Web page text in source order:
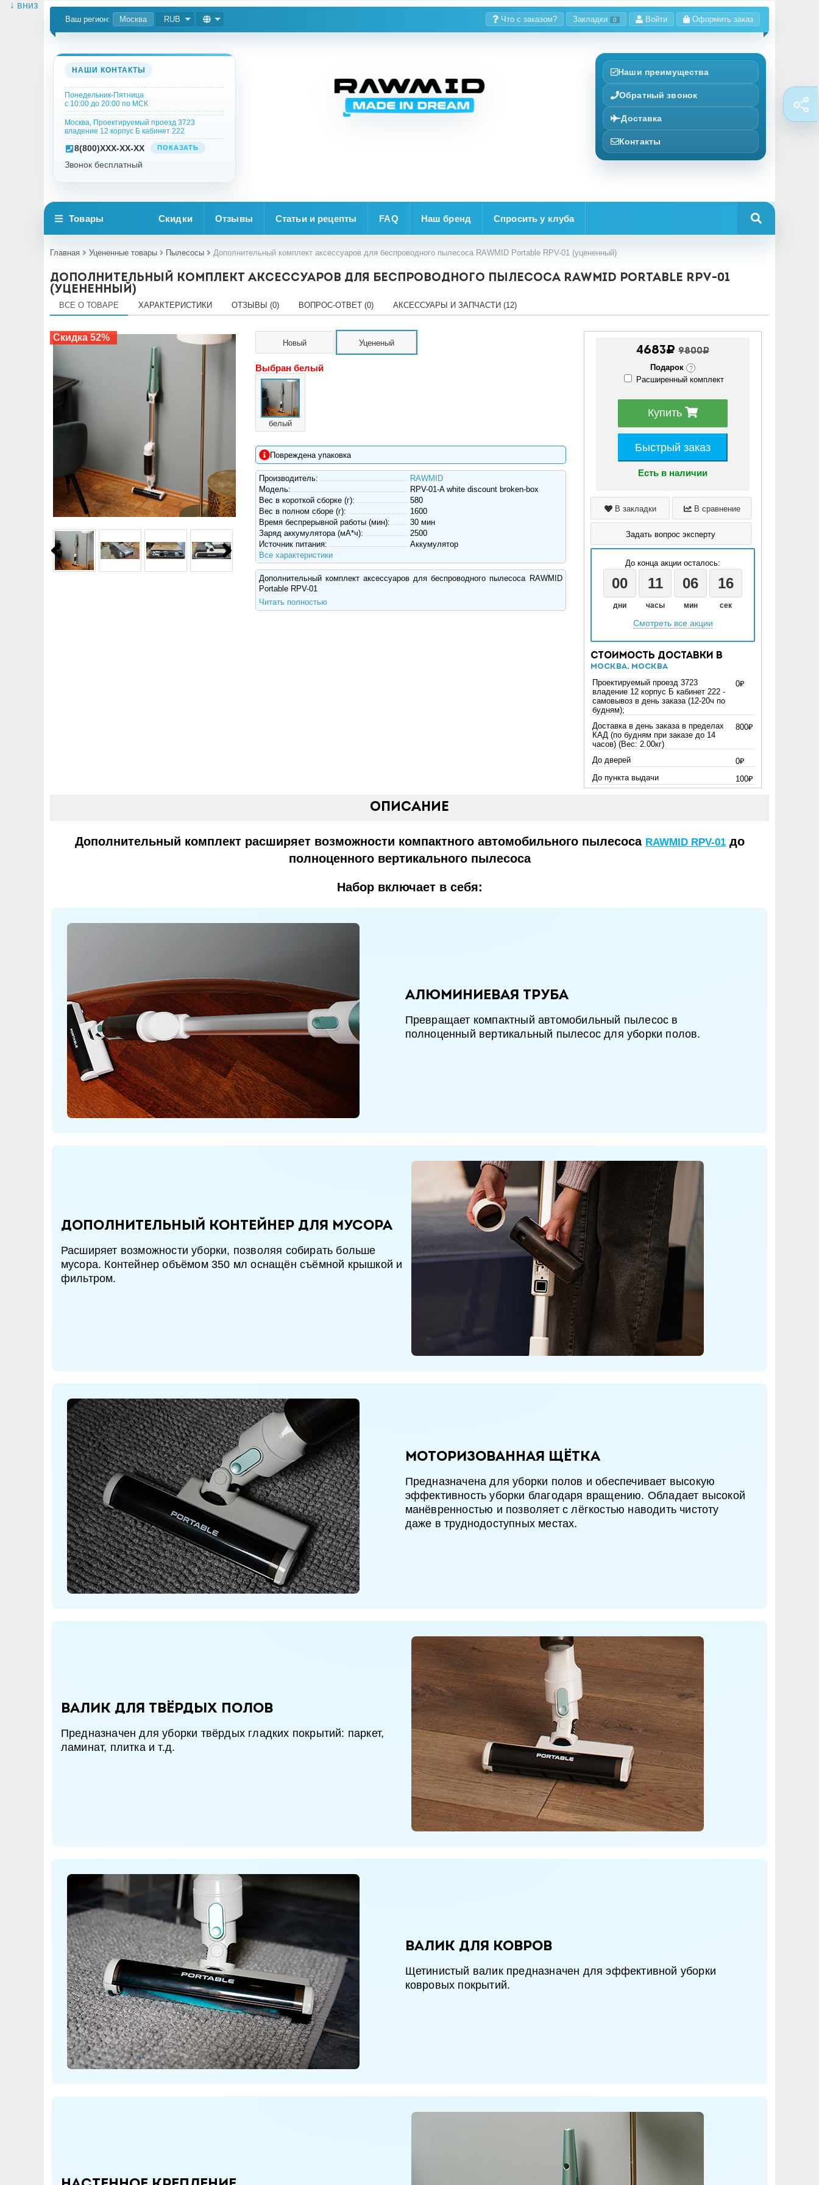
↓ вниз
Ваш регион: Москва RUB Что с заказом? Закладки 0 Войти Оформить заказ
НАШИ КОНТАКТЫ
Понедельник-Пятница
с 10:00 до 20:00 по МСК
Москва, Проектируемый проезд 3723
владение 12 корпус Б кабинет 222
8(800)XXX-XX-XX ПОКАЗАТЬ
Звонок бесплатный
Наши преимущества
Обратный звонок
Доставка
Контакты
Товары Скидки Отзывы Статьи и рецепты FAQ Наш бренд Спросить у клуба
Главная Уцененные товары Пылесосы Дополнительный комплект аксессуаров для беспроводного пылесоса RAWMID Portable RPV-01 (уцененный)
Дополнительный комплект аксессуаров для беспроводного пылесоса RAWMID Portable RPV-01
(уцененный)
ВСЕ О ТОВАРЕ ХАРАКТЕРИСТИКИ ОТЗЫВЫ (0) ВОПРОС-ОТВЕТ (0) АКСЕССУАРЫ И ЗАПЧАСТИ (12)
Скидка 52%
4683₽ 9800₽
Подарок
?
Расширенный комплект
Купить
Быстрый заказ
Есть в наличии
В закладки В сравнение
Задать вопрос эксперту
До конца акции осталось:
00 11 06 15
дни часы мин сек
Смотреть все акции
Стоимость доставки в
Москва, Москва
Проектируемый проезд 3723
владение 12 корпус Б кабинет 222 -
самовывоз в день заказа (12-20ч по
будням);
0₽
Доставка в день заказа в пределах
КАД (по будням при заказе до 14
часов) (Вес: 2.00кг)
800₽
До дверей
0₽
До пункта выдачи
100₽
Новый Уцененый
Выбран белый
белый
Повреждена упаковка
Производитель:
RAWMID
Модель:
RPV-01-A white discount broken-box
Вес в короткой сборке (г):
580
Вес в полном сборе (г):
1600
Время беспрерывной работы (мин):
30 мин
Заряд аккумулятора (мА*ч):
2500
Источник питания:
Аккумулятор
Все характеристики
Дополнительный комплект аксессуаров для беспроводного пылесоса RAWMID
Portable RPV-01
Читать полностью
Описание
Дополнительный комплект расширяет возможности компактного автомобильного пылесоса RAWMID RPV-01до
полноценного вертикального пылесоса
Набор включает в себя:
Алюминиевая труба
Превращает компактный автомобильный пылесос в
полноценный вертикальный пылесос для уборки полов.
Дополнительный контейнер для мусора
Расширяет возможности уборки, позволяя собирать больше
мусора. Контейнер объёмом 350 мл оснащён съёмной крышкой и
фильтром.
Моторизованная щётка
Предназначена для уборки полов и обеспечивает высокую
эффективность уборки благодаря вращению. Обладает высокой
манёвренностью и позволяет с лёгкостью наводить чистоту
даже в труднодоступных местах.
Валик для твёрдых полов
Предназначен для уборки твёрдых гладких покрытий: паркет,
ламинат, плитка и т.д.
Валик для ковров
Щетинистый валик предназначен для эффективной уборки
ковровых покрытий.